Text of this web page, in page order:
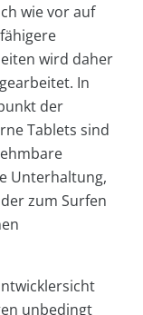
wie vor auf
wird daher
In
der
Tablets sind
Unterhaltung,
zum Surfen
unbedingt